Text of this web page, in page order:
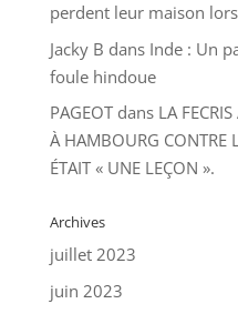
perdent leur maison
Jacky B dans Inde : Un
foule hindoue
PAGEOTdans LA
À HAMBOURG CONTRE
ÉTAIT « UNE LEÇON ».
Archives
juillet 2023
juin 2023